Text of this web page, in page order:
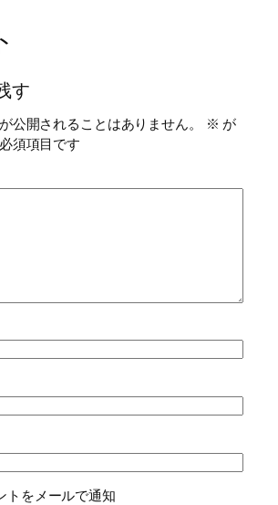
す
公開されることはありません。 ※ が
須項目です
トをメールで通知